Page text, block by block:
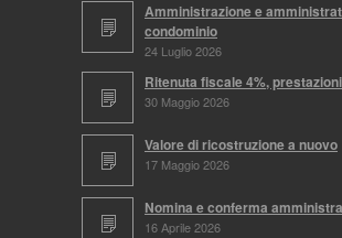
Amministrazione e
condominio
24 Luglio 2026
Ritenuta fiscale 4%,
30 Maggio 2026
Valore di ricostruzione a nuovo
17 Maggio 2026
Nomina e conferma
16 Aprile 2026